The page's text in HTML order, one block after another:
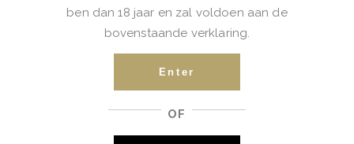
BESCHRIJVING
EXTRA INFORMATIE
ben dan 18 jaar en zal voldoen aan de
bovenstaande verklaring.
Enter
OF